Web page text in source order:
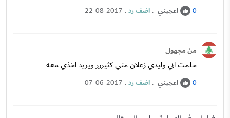
0 اعجبني .اضف رد.
22-08-2017
من مجهول
حلمت اني وليدي زعلان مني كثيررر ويريد اخذي معه
0 اعجبني .اضف رد.
07-06-2017